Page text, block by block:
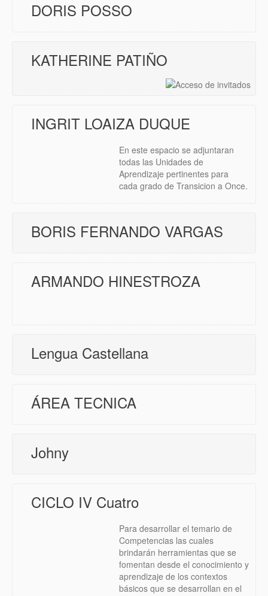
DORIS POSSO
KATHERINE PATIÑO
INGRIT LOAIZA DUQUE
En este espacio se adjuntaran
todas las Unidades de
Aprendizaje pertinentes para
cada grado de Transicion a Once.
BORIS FERNANDO VARGAS
ARMANDO HINESTROZA
Lengua Castellana
ÁREA TECNICA
Johny
CICLO IV Cuatro
Para desarrollar el temario de
Competencias las cuales
brindarán herramientas que se
fomentan desde el conocimiento y
aprendizaje de los contextos
básicos que se desarrollan en el